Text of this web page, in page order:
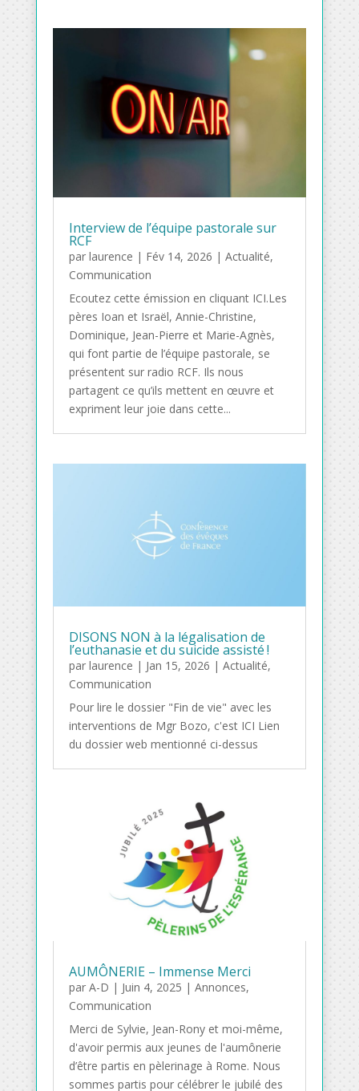
Interview de l’équipe pastorale sur
RCF
par laurence | Fév 14, 2026 | Actualité,
Communication
Ecoutez cette émission en cliquant ICI.Les
pères Ioan et Israël, Annie-Christine,
Dominique, Jean-Pierre et Marie-Agnès,
qui font partie de l’équipe pastorale, se
présentent sur radio RCF. Ils nous
partagent ce qu’ils mettent en œuvre et
expriment leur joie dans cette...
DISONS NON à la légalisation de
l’euthanasie et du suicide assisté !
par laurence | Jan 15, 2026 | Actualité,
Communication
Pour lire le dossier "Fin de vie" avec les
interventions de Mgr Bozo, c'est ICI Lien
du dossier web mentionné ci-dessus
AUMÔNERIE – Immense Merci
par A-D | Juin 4, 2025 | Annonces,
Communication
Merci de Sylvie, Jean-Rony et moi-même,
d'avoir permis aux jeunes de l'aumônerie
d’être partis en pèlerinage à Rome. Nous
sommes partis pour célébrer le jubilé des